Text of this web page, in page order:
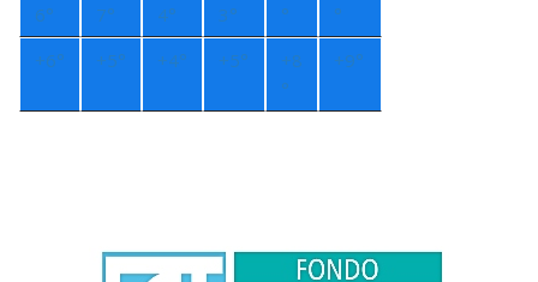
6°
7°
4°
3°
°
°
+6° +5° +4° +5° +8
°
+9°